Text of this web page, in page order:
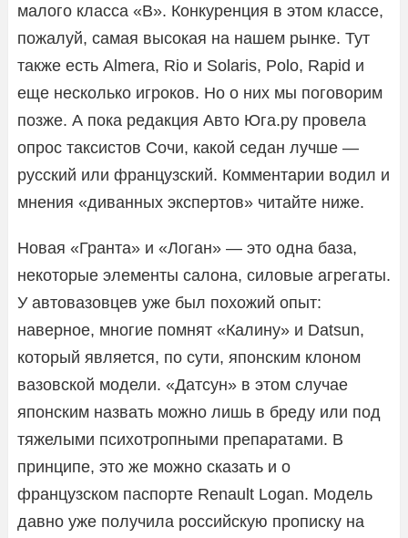
малого класса «B». Конкуренция в этом классе,
пожалуй, самая высокая на нашем рынке. Тут
также есть Almera, Rio и Solaris, Polo, Rapid и
еще несколько игроков. Но о них мы поговорим
позже. А пока редакция Авто Юга.ру провела
опрос таксистов Сочи, какой седан лучше —
русский или французский. Комментарии водил и
мнения «диванных экспертов» читайте ниже.
Новая «Гранта» и «Логан» — это одна база,
некоторые элементы салона, силовые агрегаты.
У автовазовцев уже был похожий опыт:
наверное, многие помнят «Калину» и Datsun,
который является, по сути, японским клоном
вазовской модели. «Датсун» в этом случае
японским назвать можно лишь в бреду или под
тяжелыми психотропными препаратами. В
принципе, это же можно сказать и о
французском паспорте Renault Logan. Модель
давно уже получила российскую прописку на